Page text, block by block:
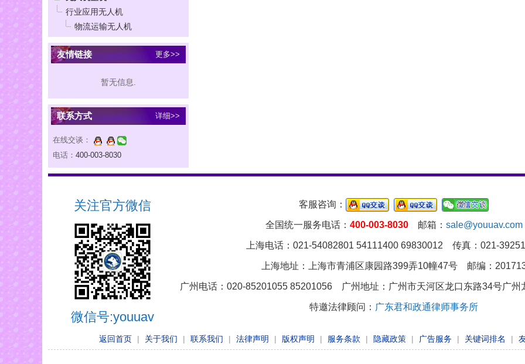
行业应用无人机
物流运输无人机
友情链接 更多>>
暂无信息.
联系方式 详细>>
在线交谈：
电话： 400-003-8030
客服咨询：
全国统一服务电话： 400-003-8030邮箱： sale@youuav.com
上海电话：021-54082801 54111400 69830012 传真：021-
上海地址：上海市青浦区康园路399弄10幢47号 邮编：
广州电话：020-85201055 85201056 广州地址： 广州市天河区龙口东路34号广
特邀法律顾问： 广东君和政通律师事务所
关注官方微信
微信号:youuav
返回首页 | 关于我们 | 联系我们 | 法律声明 | 版权声明 | 服务条款 | 隐藏政策 | 广告服务 | 关键词排名 |